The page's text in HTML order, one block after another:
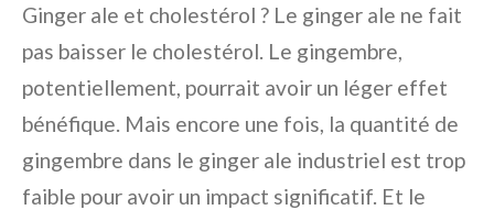
Ginger ale et cholestérol ? Le ginger ale ne fait
pas baisser le cholestérol. Le gingembre,
potentiellement, pourrait avoir un léger effet
bénéfique. Mais encore une fois, la quantité de
gingembre dans le ginger ale industriel est trop
faible pour avoir un impact significatif. Et le